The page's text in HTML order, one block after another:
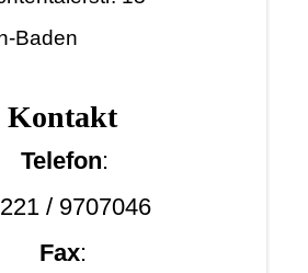
Baden
Kontakt
Telefon:
/ 9707046
Fax: